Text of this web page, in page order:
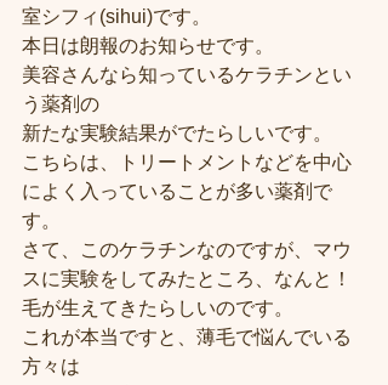
室シフィ(sihui)です。
本日は朗報のお知らせです。
美容さんなら知っているケラチンとい
う薬剤の
新たな実験結果がでたらしいです。
こちらは、トリートメントなどを中心
によく入っていることが多い薬剤で
す。
さて、このケラチンなのですが、マウ
スに実験をしてみたところ、なんと！
毛が生えてきたらしいのです。
これが本当ですと、薄毛で悩んでいる
方々は